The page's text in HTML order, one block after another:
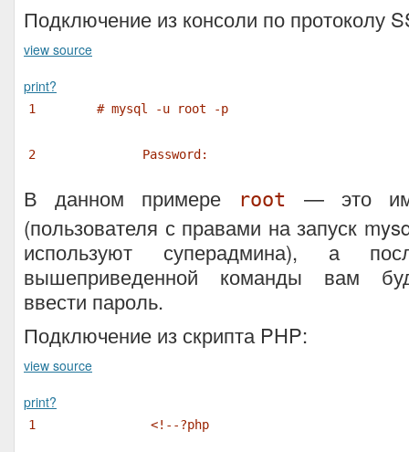
Подключение из консоли по протоколу
view source
print?
1 # mysql -u root -p
2 Password:
В данном примере root
— это
(пользователя с правами на запуск
используют суперадмина), а
вышеприведенной команды вам
ввести пароль.
Подключение из скрипта PHP:
view source
print?
1 <!--?php